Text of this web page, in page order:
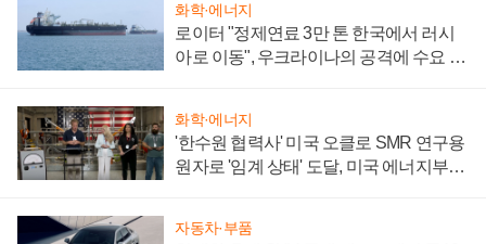
화학·에너지
로이터 "정제연료 3만 톤 한국에서 러시
아로 이동", 우크라이나의 공격에 수요 늘
화학·에너지
'한수원 협력사' 미국 오클로 SMR 연구용
원자로 '임계 상태' 도달, 미국 에너지부
자동차·부품